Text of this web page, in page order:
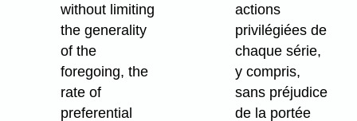
without limiting
the generality
of the
foregoing, the
rate of
preferential
actions
privilégiées de
chaque série,
y compris,
sans préjudice
de la portée